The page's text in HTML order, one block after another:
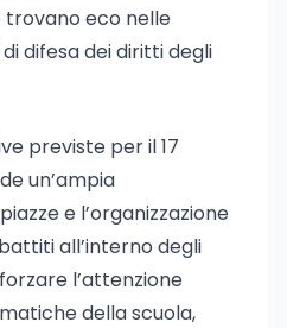
eco nelle
difesa dei diritti degli
previste per il 17
un’ampia
e l’organizzazione
all’interno degli
l’attenzione
della scuola,